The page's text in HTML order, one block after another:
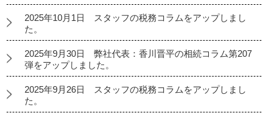
2025年10月1日 スタッフの税務コラムをアップしまし
た。
2025年9月30日 弊社代表：香川晋平の相続コラム第207
弾をアップしました。
2025年9月26日 スタッフの税務コラムをアップしまし
た。